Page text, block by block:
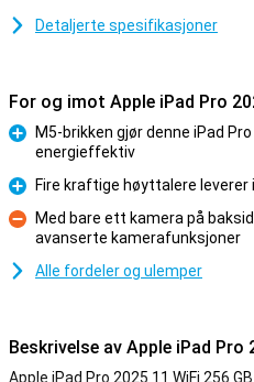
Detaljerte spesifikasjoner
For og imot Apple iPad Pro
Fordel
M5-brikken gjør denne iPad
energieffektiv
Fordel
Fire kraftige høyttalere leverer
Ulempe
Med bare ett kamera på
avanserte kamerafunksjoner
Alle fordeler og ulemper
Beskrivelse av Apple iPad Pro
Apple iPad Pro 2025 11 WiFi 256